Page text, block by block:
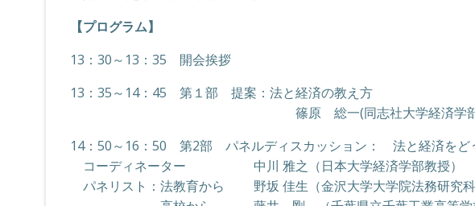
【プログラム】
13：30～13：35 開会挨拶
13：35～14：45 第１部 提案：法と経済の教え方
篠原 総一(同志社大学経済学部
14：50～16：50 第2部 パネルディスカッション： 法と経済をど
コーディネーター 中川 雅之（日本大学経済学部教授）
パネリスト：法教育から 野坂 佳生（金沢大学大学院法務研究科